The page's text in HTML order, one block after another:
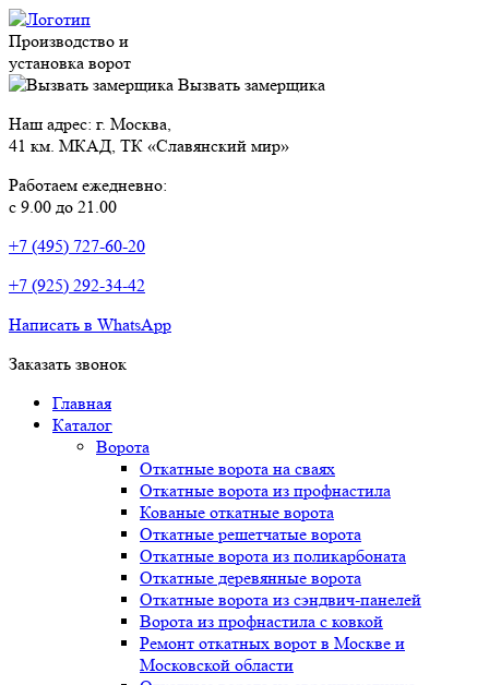
Производство и
установка ворот
Вызвать замерщика
Наш адрес: г. Москва,
41 км. МКАД, ТК «Славянский мир»
Работаем ежедневно:
с 9.00 до 21.00
+7 (495) 727-60-20
+7 (925) 292-34-42
Написать в WhatsApp
Заказать звонок
Главная
Каталог
Ворота
Откатные ворота на сваях
Откатные ворота из профнастила
Кованые откатные ворота
Откатные решетчатые ворота
Откатные ворота из поликарбоната
Откатные деревянные ворота
Откатные ворота из сэндвич-панелей
Ворота из профнастила с ковкой
Ремонт откатных ворот в Москве и
Московской области